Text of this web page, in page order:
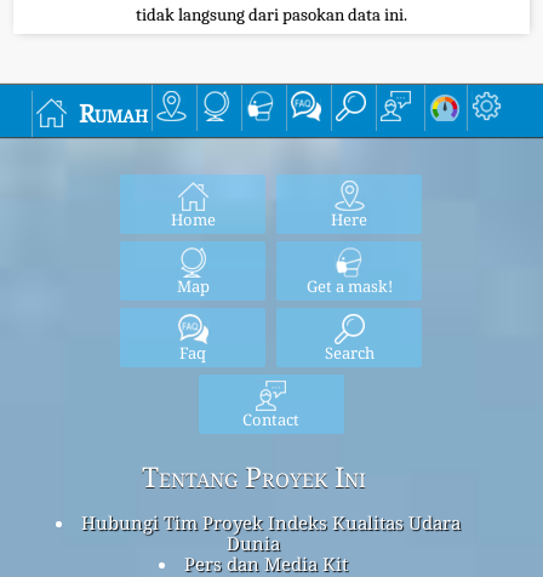
tidak langsung dari pasokan data ini.
Rumah
Home Here
Map Get a mask!
Faq Search
Contact
Tentang Proyek Ini
Hubungi Tim Proyek Indeks Kualitas Udara
Dunia
Pers dan Media Kit